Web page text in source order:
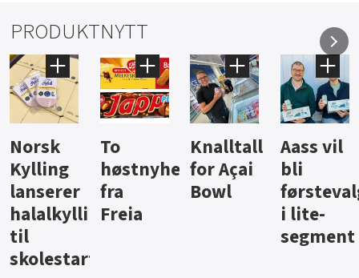
PRODUKTNYTT
Knalltall
for Açai
Bowl
Aass vil
bli
førstevalg
i lite-
Brus og
jus fra
Berentsen
Hard
iste fra
Hansa